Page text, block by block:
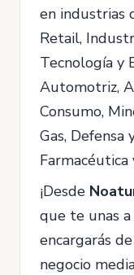
en industrias
Retail,
Tecnología y
Automotriz,
Consumo,
Gas, Defensa
Farmacéutica
¡Desde
que te unas
encargarás
negocio